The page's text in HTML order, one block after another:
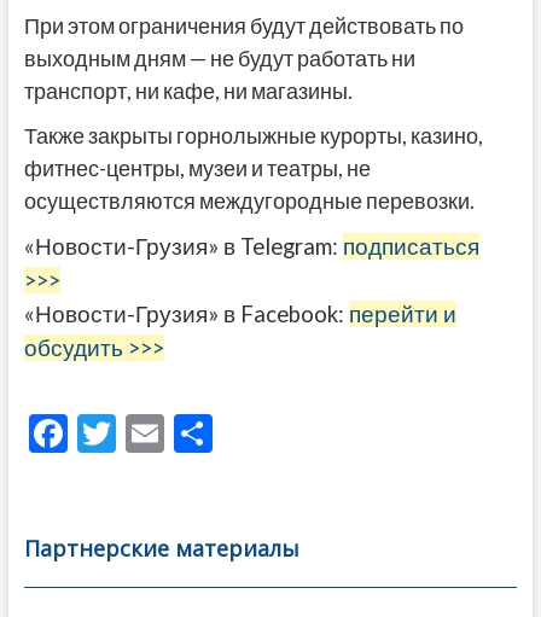
При этом ограничения будут действовать по
выходным дням — не будут работать ни
транспорт, ни кафе, ни магазины.
Также закрыты горнолыжные курорты, казино,
фитнес-центры, музеи и театры, не
осуществляются междугородные перевозки.
«Новости-Грузия» в Telegram: подписаться
>>>
«Новости-Грузия» в Facebook: перейти и
обсудить >>>
F
b
o
T
er
E
l
О
а
в
Партнерские материалы